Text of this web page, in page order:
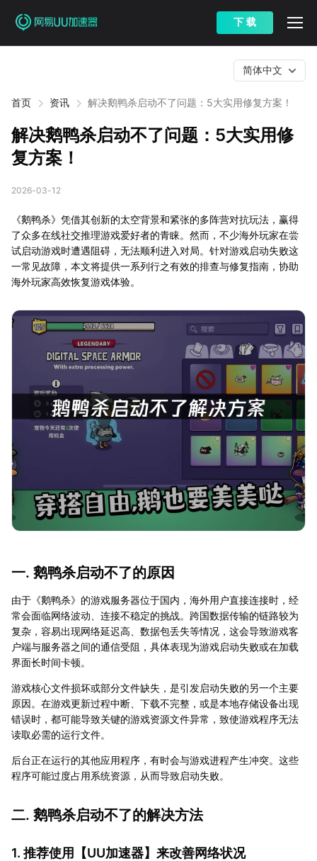
下 载
首页 资讯 解决鹅鸭杀启动不了问题：5大实用修复方案！
简体中文
解决鹅鸭杀启动不了问题：5大实用修
复方案！
2026-03-12
《鹅鸭杀》凭借其创新的太空背景和紧张的多阵营对抗玩法，赢得
了众多在线社交推理游戏爱好者的青睐。然而，不少海外玩家在尝
试启动游戏时遭遇阻碍，无法顺利进入对局。针对游戏启动失败这
一常见故障，本文将提供一系列行之有效的排查与修复指南，协助
海外玩家高效恢复游戏体验。
一. 鹅鸭杀启动不了的原因
由于《鹅鸭杀》的游戏服务器位于国内，海外用户直接连接时，经
常会面临网络波动、连接不稳定的挑战。跨国数据传输的链路较为
复杂，容易出现网络延迟高、数据包丢失等情况，这会导致游戏客
户端与服务器之间的通信受阻，具体表现为游戏启动失败或在加载
界面长时间卡顿。
游戏核心文件损坏或部分文件缺失，是引发启动失败的另一个主要
原因。在游戏更新过程中断、下载不完整，或是本地存储设备出现
错误时，都可能导致关键的游戏资源文件异常，致使游戏程序无法
读取必需的运行文件。
后台正在运行的其他应用程序，有时会与游戏进程产生冲突。这些
程序可能过度占用系统资源，从而导致启动失败。
二. 鹅鸭杀启动不了的解决方法
1. 推荐使用【UU加速器】来改善网络状况